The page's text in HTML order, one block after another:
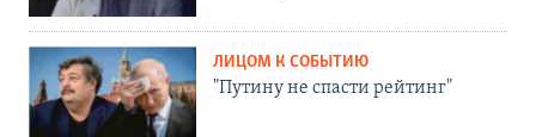
ЛИЦОМ К СОБЫТИЮ
"Путину не спасти рейтинг"